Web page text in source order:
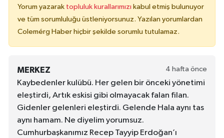
Yorum yazarak topluluk kurallarımızı kabul etmiş bulunuyor
ve tüm sorumluluğu üstleniyorsunuz. Yazılan yorumlardan
Colemérg Haber hiçbir şekilde sorumlu tutulamaz.
MERKEZ 4 hafta önce
Kaybedenler kulübü. Her gelen bir önceki yönetimi
eleştirdi, Artık eskisi gibi olmayacak falan filan.
Gidenler gelenleri eleştirdi. Gelende Hala aynı tas
aynı hamam. Ne diyelim yorumsuz.
Cumhurbaşkanımız Recep Tayyip Erdoğan’ı